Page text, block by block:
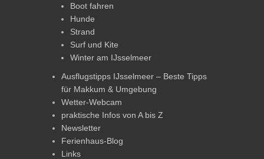
Boot fahren
Hunde
Strand
Surf und Kite
Winter am IJsselmeer
Ausflugstipps IJsselmeer – Beste Tipps
für Makkum & Umgebung
Wetter-Webcam
praktische Infos von A bis Z
Newsletter
Ferienhaus-Blog
Links